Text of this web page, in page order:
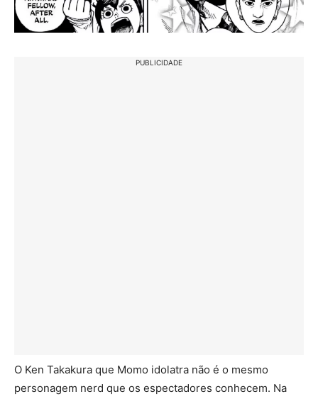
PUBLICIDADE
O Ken Takakura que Momo idolatra não é o mesmo
personagem nerd que os espectadores conhecem. Na